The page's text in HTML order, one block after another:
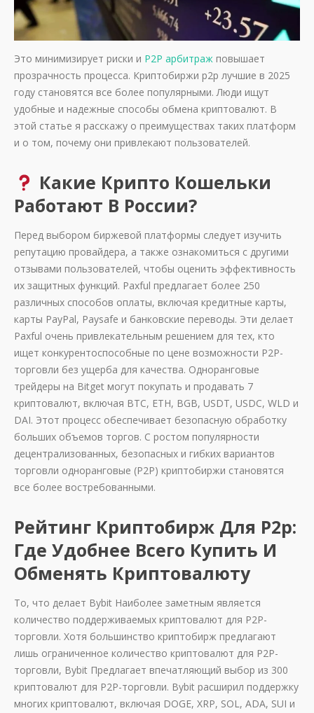
Это минимизирует риски и P2P арбитраж повышает
прозрачность процесса. Криптобиржи p2p лучшие в 2025
году становятся все более популярными. Люди ищут
удобные и надежные способы обмена криптовалют. В
этой статье я расскажу о преимуществах таких платформ
и о том, почему они привлекают пользователей.
Какие Крипто Кошельки
Работают В России?
Перед выбором биржевой платформы следует изучить
репутацию провайдера, а также ознакомиться с другими
отзывами пользователей, чтобы оценить эффективность
их защитных функций. Paxful предлагает более 250
различных способов оплаты, включая кредитные карты,
карты PayPal, Paysafe и банковские переводы. Эти делает
Paxful очень привлекательным решением для тех, кто
ищет конкурентоспособные по цене возможности P2P-
торговли без ущерба для качества. Одноранговые
трейдеры на Bitget могут покупать и продавать 7
криптовалют, включая BTC, ETH, BGB, USDT, USDC, WLD и
DAI. Этот процесс обеспечивает безопасную обработку
больших объемов торгов. С ростом популярности
децентрализованных, безопасных и гибких вариантов
торговли одноранговые (P2P) криптобиржи становятся
все более востребованными.
Рейтинг Криптобирж Для P2p:
Где Удобнее Всего Купить И
Обменять Криптовалюту
То, что делает Bybit Наиболее заметным является
количество поддерживаемых криптовалют для P2P-
торговли. Хотя большинство криптобирж предлагают
лишь ограниченное количество криптовалют для P2P-
торговли, Bybit Предлагает впечатляющий выбор из 300
криптовалют для P2P-торговли. Bybit расширил поддержку
многих криптовалют, включая DOGE, XRP, SOL, ADA, SUI и